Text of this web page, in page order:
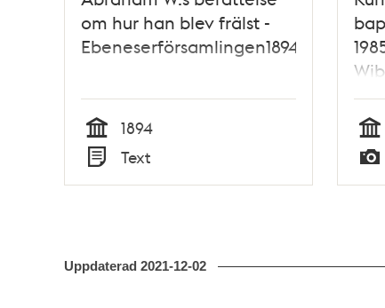
om hur han blev frälst -
Ebeneserförsamlingen1894
Tid
1894
Text Tid
Uppdaterad 2021-12-02